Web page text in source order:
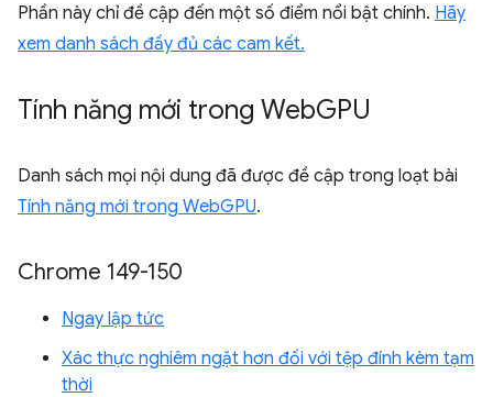
Phần này chỉ đề cập đến một số điểm nổi bật chính. Hãy
xem danh sách đầy đủ các cam kết.
Tính năng mới trong WebGPU
Danh sách mọi nội dung đã được đề cập trong loạt bài
Tính năng mới trong WebGPU.
Chrome 149-150
Ngay lập tức
Xác thực nghiêm ngặt hơn đối với tệp đính kèm tạm
thời